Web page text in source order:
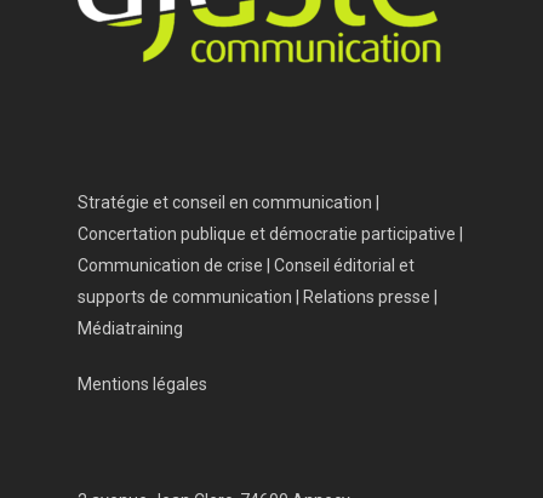
Stratégie et conseil en communication |
Concertation publique et démocratie participative |
Communication de crise | Conseil éditorial et
supports de communication | Relations presse |
Médiatraining
Mentions légales